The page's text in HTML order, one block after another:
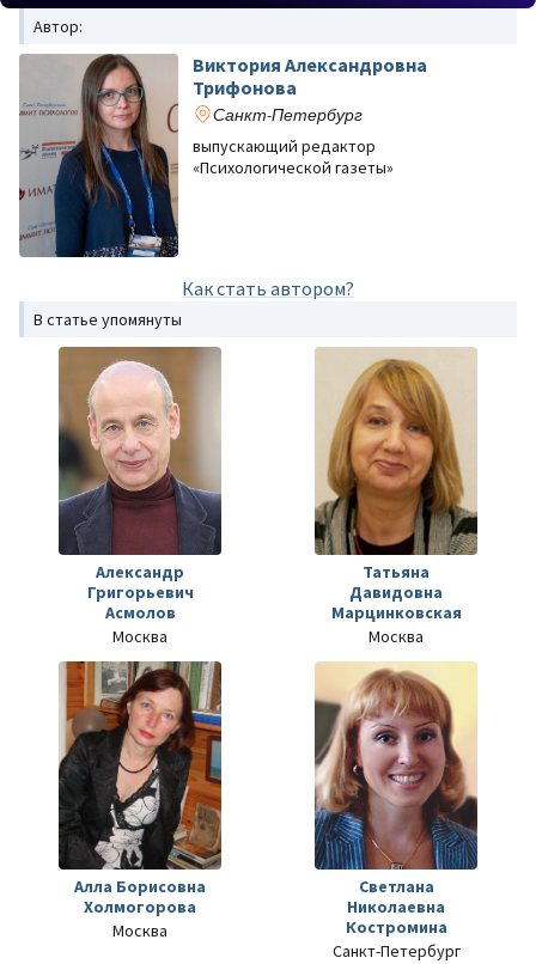
Автор:
Виктория Александровна
Трифонова
Санкт-Петербург
выпускающий редактор
«Психологической газеты»
Как стать автором?
В статье упомянуты
Александр
Григорьевич
Асмолов
Москва
Татьяна
Давидовна
Марцинковская
Москва
Алла Борисовна
Холмогорова
Москва
Светлана
Николаевна
Костромина
Санкт-Петербург